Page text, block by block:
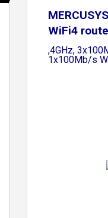
WiFi4
,4GHz,
1x100Mb/s